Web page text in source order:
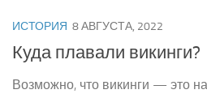
ИСТОРИЯ 8 АВГУСТА, 2022
Куда плавали викинги?
Возможно, что викинги — это